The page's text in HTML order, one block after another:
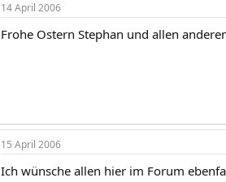
14 April 2006
Frohe Ostern Stephan und allen
15 April 2006
Ich wünsche allen hier im Forum